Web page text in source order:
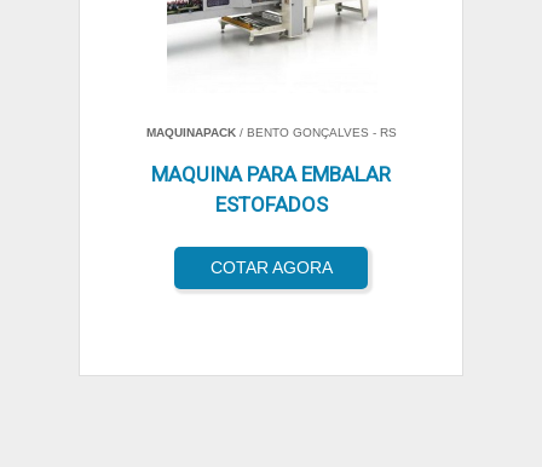
MAQUINAPACK/ BENTO GONÇALVES - RS
MAQUINA PARA EMBALAR
ESTOFADOS
COTAR AGORA